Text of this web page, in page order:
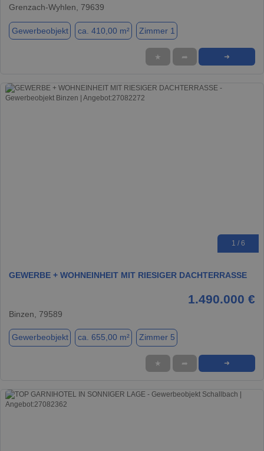
Grenzach-Wyhlen, 79639
Gewerbeobjekt ca. 410,00 m² Zimmer 1
★ ➦ ➜
1 / 6
GEWERBE + WOHNEINHEIT MIT RIESIGER DACHTERRASSE
1.490.000 €
Binzen, 79589
Gewerbeobjekt ca. 655,00 m² Zimmer 5
★ ➦ ➜